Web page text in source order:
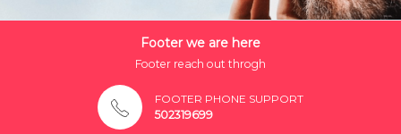
Footer we are here
Footer reach out throgh
FOOTER PHONE SUPPORT
502319699